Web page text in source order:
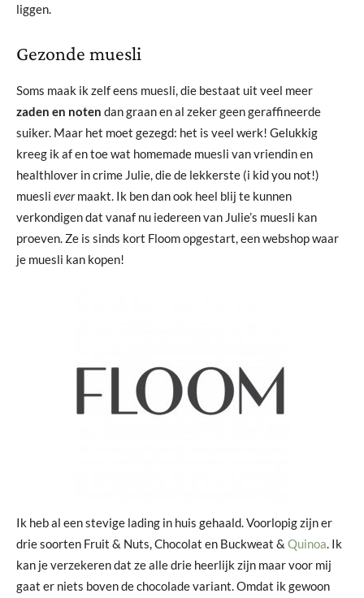
liggen.
Gezonde muesli
Soms maak ik zelf eens muesli, die bestaat uit veel meer
zaden en noten dan graan en al zeker geen geraffineerde
suiker. Maar het moet gezegd: het is veel werk! Gelukkig
kreeg ik af en toe wat homemade muesli van vriendin en
healthlover in crime Julie, die de lekkerste (i kid you not!)
muesli evermaakt. Ik ben dan ook heel blij te kunnen
verkondigen dat vanaf nu iedereen van Julie’s muesli kan
proeven. Ze is sinds kort Floom opgestart, een webshop waar
je muesli kan kopen!
Ik heb al een stevige lading in huis gehaald. Voorlopig zijn er
drie soorten Fruit & Nuts, Chocolat en Buckweat & Quinoa. Ik
kan je verzekeren dat ze alle drie heerlijk zijn maar voor mij
gaat er niets boven de chocolade variant. Omdat ik gewoon